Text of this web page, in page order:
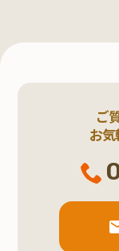
ご
お気